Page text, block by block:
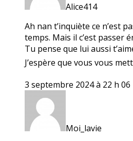
Alice414
Ah nan t’inquiète ce n’est
temps. Mais il c’est passer
Tu pense que lui aussi
J’espère que vous vous
3 septembre 2024 à 22 h 06
Moi_lavie